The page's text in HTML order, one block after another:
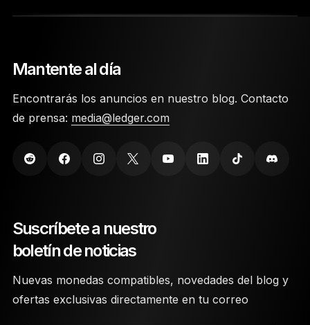
Mantente al día
Encontrarás los anuncios en nuestro blog. Contacto
de prensa: media@ledger.com
Suscríbete a nuestro
boletín de noticias
Nuevas monedas compatibles, novedades del blog y
ofertas exclusivas directamente en tu correo